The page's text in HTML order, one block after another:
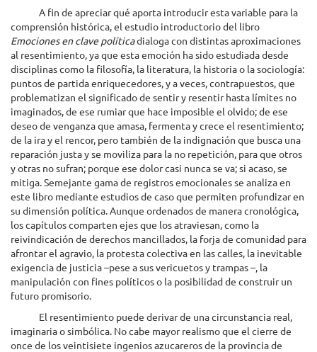
A fin de apreciar qué aporta introducir esta variable para la
comprensión histórica, el estudio introductorio del libro
Emociones en clave políticadialoga con distintas aproximaciones
al resentimiento, ya que esta emoción ha sido estudiada desde
disciplinas como la filosofía, la literatura, la historia o la sociología:
puntos de partida enriquecedores, y a veces, contrapuestos, que
problematizan el significado de sentir y resentir hasta límites no
imaginados, de ese rumiar que hace imposible el olvido; de ese
deseo de venganza que amasa, fermenta y crece el resentimiento;
de la ira y el rencor, pero también de la indignación que busca una
reparación justa y se moviliza para la no repetición, para que otros
y otras no sufran; porque ese dolor casi nunca se va; si acaso, se
mitiga. Semejante gama de registros emocionales se analiza en
este libro mediante estudios de caso que permiten profundizar en
su dimensión política. Aunque ordenados de manera cronológica,
los capítulos comparten ejes que los atraviesan, como la
reivindicación de derechos mancillados, la forja de comunidad para
afrontar el agravio, la protesta colectiva en las calles, la inevitable
exigencia de justicia –pese a sus vericuetos y trampas –, la
manipulación con fines políticos o la posibilidad de construir un
futuro promisorio.
El resentimiento puede derivar de una circunstancia real,
imaginaria o simbólica. No cabe mayor realismo que el cierre de
once de los veintisiete ingenios azucareros de la provincia de